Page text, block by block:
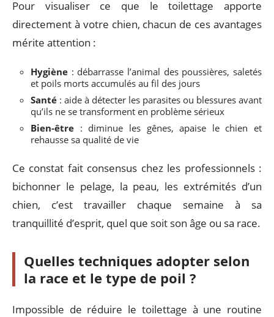
Pour visualiser ce que le toilettage apporte
directement à votre chien, chacun de ces avantages
mérite attention :
Hygiène : débarrasse l’animal des poussières, saletés
et poils morts accumulés au fil des jours
Santé : aide à détecter les parasites ou blessures avant
qu’ils ne se transforment en problème sérieux
Bien-être : diminue les gênes, apaise le chien et
rehausse sa qualité de vie
Ce constat fait consensus chez les professionnels :
bichonner le pelage, la peau, les extrémités d’un
chien, c’est travailler chaque semaine à sa
tranquillité d’esprit, quel que soit son âge ou sa race.
Quelles techniques adopter selon
la race et le type de poil ?
Impossible de réduire le toilettage à une routine